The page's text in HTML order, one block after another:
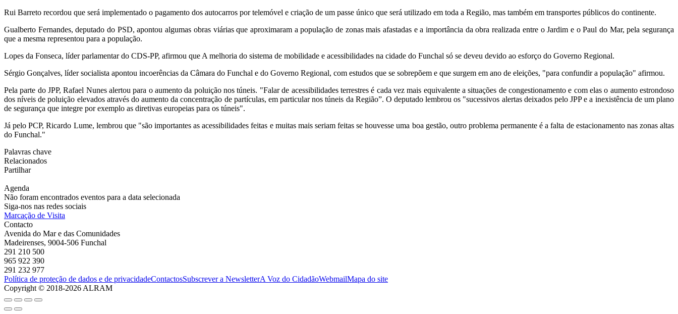
Rui Barreto recordou que será implementado o pagamento dos autocarros por telemóvel e criação de um passe único que será utilizado em toda a Região, mas também em transportes públicos do continente.
Gualberto Fernandes, deputado do PSD, apontou algumas obras viárias que aproximaram a população de zonas mais afastadas e a importância da obra realizada entre o Jardim e o Paul do Mar, pela segurança
que a mesma representou para a população.
Lopes da Fonseca, líder parlamentar do CDS-PP, afirmou que A melhoria do sistema de mobilidade e acessibilidades na cidade do Funchal só se deveu devido ao esforço do Governo Regional.
Sérgio Gonçalves, líder socialista apontou incoerências da Câmara do Funchal e do Governo Regional, com estudos que se sobrepõem e que surgem em ano de eleições, "para confundir a população" afirmou.
Pela parte do JPP, Rafael Nunes alertou para o aumento da poluição nos túneis. "Falar de acessibilidades terrestres é cada vez mais equivalente a situações de congestionamento e com elas o aumento estrondoso
dos níveis de poluição elevados através do aumento da concentração de partículas, em particular nos túneis da Região”. O deputado lembrou os "sucessivos alertas deixados pelo JPP e a inexistência de um plano
de segurança que integre por exemplo as diretivas europeias para os túneis".
Já pelo PCP, Ricardo Lume, lembrou que "são importantes as acessibilidades feitas e muitas mais seriam feitas se houvesse uma boa gestão, outro problema permanente é a falta de estacionamento nas zonas altas
do Funchal."
Palavras chave
Relacionados
Partilhar
Agenda
Não foram encontrados eventos para a data selecionada
Siga-nos nas redes sociais
Marcação de Visita
Contacto
Avenida do Mar e das Comunidades
Madeirenses, 9004-506 Funchal
291 210 500
965 922 390
291 232 977
Política de proteção de dados e de privacidadeContactosSubscrever a NewsletterA Voz do CidadãoWebmailMapa do site
Copyright © 2018-2026 ALRAM